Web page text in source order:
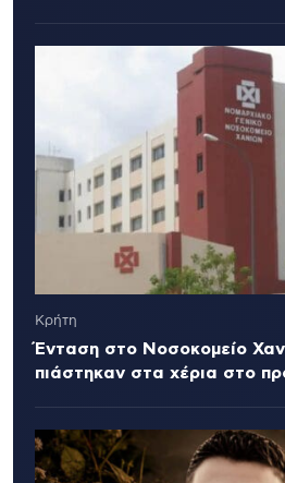
Κρήτη
Ένταση στο Νοσοκομείο
πιάστηκαν στα χέρια στο